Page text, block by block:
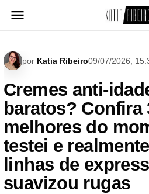
para
por Katia Ribeiro09/07/2026,
Cremes anti-
baratos? Confira
melhores do
testei e
linhas de
suavizou rugas